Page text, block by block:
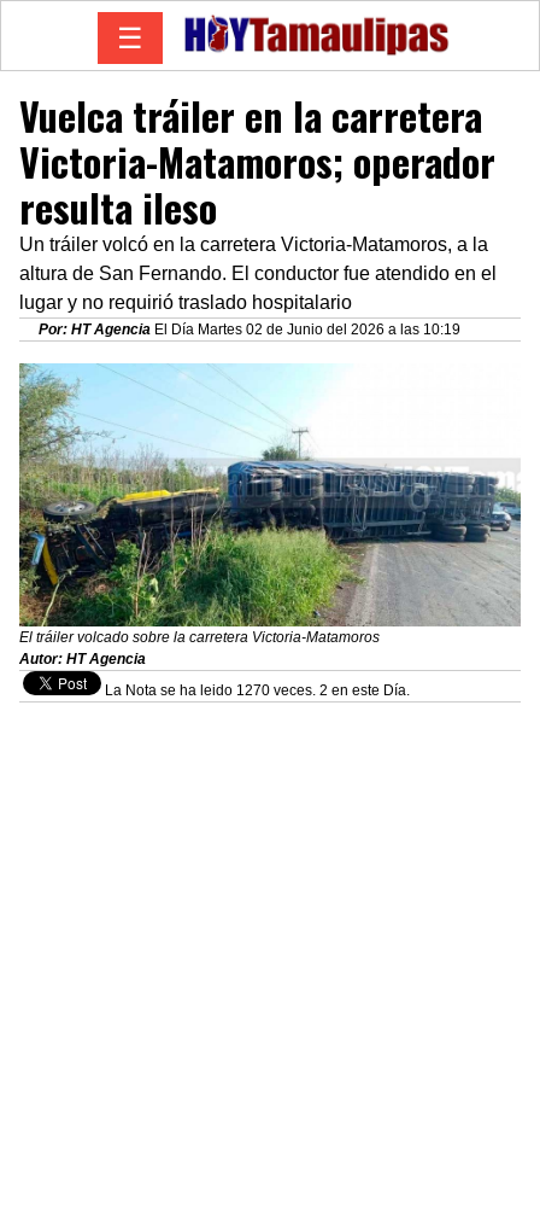
☰
Vuelca tráiler en la carretera
Victoria-Matamoros; operador
resulta ileso
Un tráiler volcó en la carretera Victoria-Matamoros, a la
altura de San Fernando. El conductor fue atendido en el
lugar y no requirió traslado hospitalario
Por: HT Agencia El Día Martes 02 de Junio del 2026 a las 10:19
El tráiler volcado sobre la carretera Victoria-Matamoros
Autor: HT Agencia
La Nota se ha leido 1270 veces. 2 en este Día.